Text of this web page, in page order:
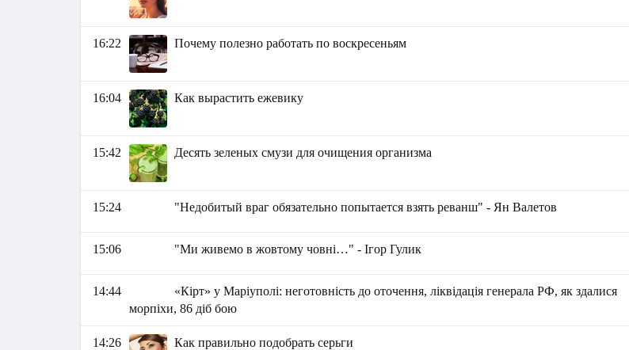
16:22 Почему полезно работать по воскресеньям
16:04 Как вырастить ежевику
15:42 Десять зеленых смузи для очищения организма
15:24 "Недобитый враг обязательно попытается взять реванш" - Ян Валетов
15:06 "Ми живемо в жовтому човні…" - Ігор Гулик
14:44
«Кірт» у Маріуполі: неготовність до оточення, ліквідація генерала РФ, як здалися
морпіхи, 86 діб бою
14:26 Как правильно подобрать серьги